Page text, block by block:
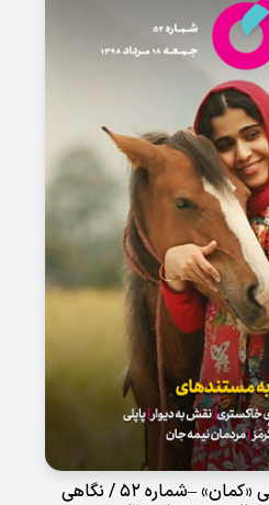
نشریه مستندهای تلویزیونی «کمان» –شماره 52 / نگاهی